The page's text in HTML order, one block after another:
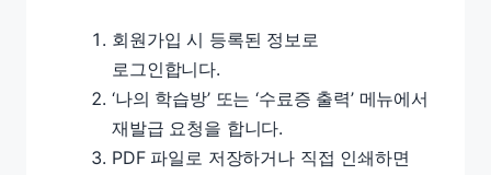
회원가입 시 등록된 정보로
로그인합니다.
‘나의 학습방’ 또는 ‘수료증 출력’ 메뉴에서
재발급 요청을 합니다.
PDF 파일로 저장하거나 직접 인쇄하면